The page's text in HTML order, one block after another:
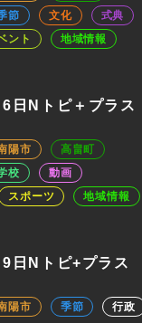
節 文化
式典
ント 地域情報
日Nトピ＋プラス
陽市
高畠町
校
動画
スポーツ 地域情報
日Nトピ+プラス
陽市 季節
行政